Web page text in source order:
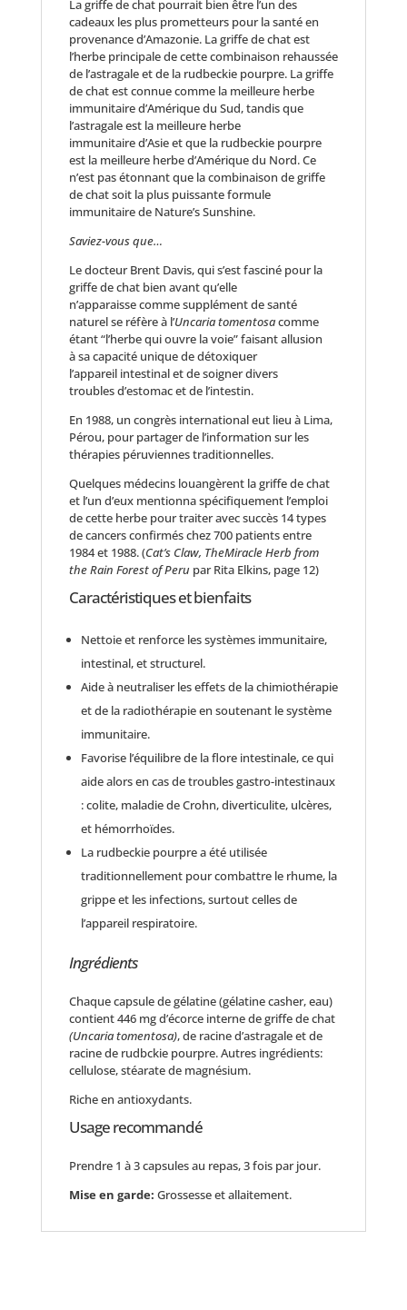
La griffe de chat pourrait bien être l’un des
cadeaux les plus prometteurs pour la santé en
provenance d’Amazonie. La griffe de chat est
l’herbe principale de cette combinaison rehaussée
de l’astragale et de la rudbeckie pourpre. La griffe
de chat est connue comme la meilleure herbe
immunitaire d’Amérique du Sud, tandis que
l’astragale est la meilleure herbe
immunitaire d’Asie et que la rudbeckie pourpre
est la meilleure herbe d’Amérique du Nord. Ce
n’est pas étonnant que la combinaison de griffe
de chat soit la plus puissante formule
immunitaire de Nature’s Sunshine.
Saviez-vous que…
Le docteur Brent Davis, qui s’est fasciné pour la
griffe de chat bien avant qu’elle
n’apparaisse comme supplément de santé
naturel se réfère à l’Uncaria tomentosacomme
étant “l’herbe qui ouvre la voie” faisant allusion
à sa capacité unique de détoxiquer
l’appareil intestinal et de soigner divers
troubles d’estomac et de l’intestin.
En 1988, un congrès international eut lieu à Lima,
Pérou, pour partager de l’information sur les
thérapies péruviennes traditionnelles.
Quelques médecins louangèrent la griffe de chat
et l’un d’eux mentionna spécifiquement l’emploi
de cette herbe pour traiter avec succès 14 types
de cancers confirmés chez 700 patients entre
1984 et 1988. (Cat’s Claw, TheMiracle Herb from
the Rain Forest of Peru par Rita Elkins, page 12)
Caractéristiques et bienfaits
Nettoie et renforce les systèmes immunitaire,
intestinal, et structurel.
Aide à neutraliser les effets de la chimiothérapie
et de la radiothérapie en soutenant le système
immunitaire.
Favorise l’équilibre de la flore intestinale, ce qui
aide alors en cas de troubles gastro-intestinaux
: colite, maladie de Crohn, diverticulite, ulcères,
et hémorrhoïdes.
La rudbeckie pourpre a été utilisée
traditionnellement pour combattre le rhume, la
grippe et les infections, surtout celles de
l’appareil respiratoire.
Ingrédients
Chaque capsule de gélatine (gélatine casher, eau)
contient 446 mg d’écorce interne de griffe de chat
(Uncaria tomentosa), de racine d’astragale et de
racine de rudbckie pourpre. Autres ingrédients:
cellulose, stéarate de magnésium.
Riche en antioxydants.
Usage recommandé
Prendre 1 à 3 capsules au repas, 3 fois par jour.
Mise en garde: Grossesse et allaitement.